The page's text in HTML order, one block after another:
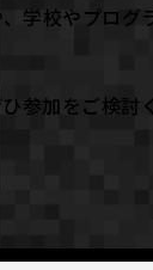
学校やプロ
参加をご検討